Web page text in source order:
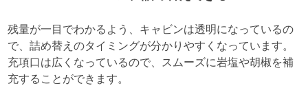
残量が一目でわかるよう、キャビンは透明になっているの
で、詰め替えのタイミングが分かりやすくなっています。
充項口は広くなっているので、スムーズに岩塩や胡椒を補
充することができます。